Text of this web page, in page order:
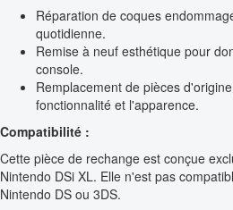
Réparation de coques
quotidienne.
Remise à neuf esthétique pour
console.
Remplacement de pièces
fonctionnalité et l'apparence.
Compatibilité :
Cette pièce de rechange est conçue
Nintendo DSi XL. Elle n'est pas
Nintendo DS ou 3DS.